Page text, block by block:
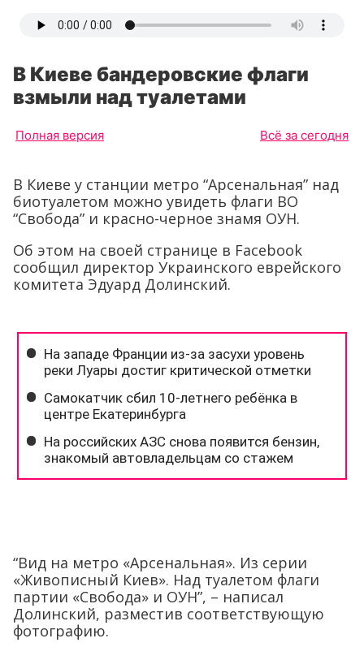
В Киеве бандеровские флаги
взмыли над туалетами
Полная версия Всё за сегодня
В Киеве у станции метро “Арсенальная” над
биотуалетом можно увидеть флаги ВО
“Свобода” и красно-черное знамя ОУН.
Об этом на своей странице в Facebook
сообщил директор Украинского еврейского
комитета Эдуард Долинский.
“Вид на метро «Арсенальная». Из серии
«Живописный Киев». Над туалетом флаги
партии «Свобода» и ОУН”, – написал
Долинский, разместив соответствующую
фотографию.